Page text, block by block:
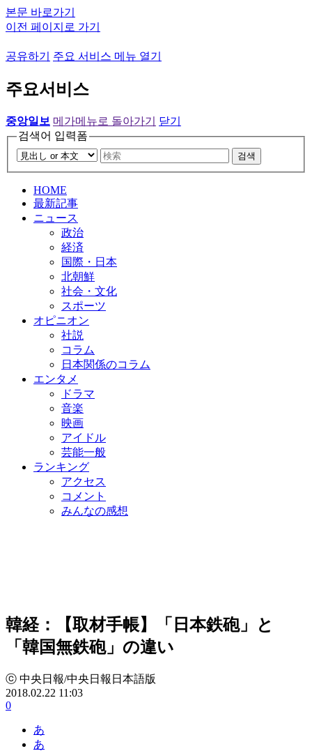
본문 바로가기
이전 페이지로 가기
공유하기 주요 서비스 메뉴 열기
주요서비스
중앙일보 메가메뉴로 돌아가기
닫기
검색어 입력폼
검색
HOME
最新記事
ニュース
政治
経済
国際・日本
北朝鮮
社会・文化
スポーツ
オピニオン
社説
コラム
日本関係のコラム
エンタメ
ドラマ
音楽
映画
アイドル
芸能一般
ランキング
アクセス
コメント
みんなの感想
韓経：【取材手帳】「日本鉄砲」と
「韓国無鉄砲」の違い
ⓒ 中央日報/中央日報日本語版
2018.02.22 11:03
0
あ
あ